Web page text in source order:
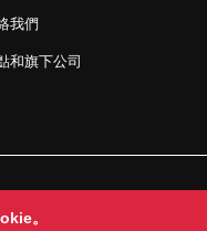
我們
和旗下公司
。